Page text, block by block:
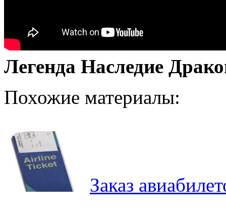
Легенда Наследие
Похожие материалы:
Заказ